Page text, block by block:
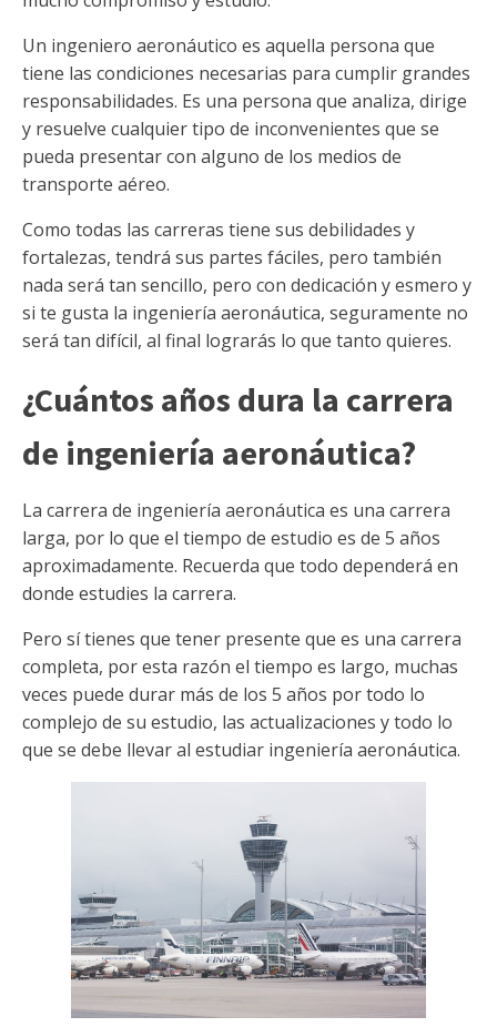
Un ingeniero aeronáutico es aquella persona que
tiene las condiciones necesarias para cumplir grandes
responsabilidades. Es una persona que analiza, dirige
y resuelve cualquier tipo de inconvenientes que se
pueda presentar con alguno de los medios de
transporte aéreo.
Como todas las carreras tiene sus debilidades y
fortalezas, tendrá sus partes fáciles, pero también
nada será tan sencillo, pero con dedicación y esmero y
si te gusta la ingeniería aeronáutica, seguramente no
será tan difícil, al final lograrás lo que tanto quieres.
¿Cuántos años dura la carrera
de ingeniería aeronáutica?
La carrera de ingeniería aeronáutica es una carrera
larga, por lo que el tiempo de estudio es de 5 años
aproximadamente. Recuerda que todo dependerá en
donde estudies la carrera.
Pero sí tienes que tener presente que es una carrera
completa, por esta razón el tiempo es largo, muchas
veces puede durar más de los 5 años por todo lo
complejo de su estudio, las actualizaciones y todo lo
que se debe llevar al estudiar ingeniería aeronáutica.